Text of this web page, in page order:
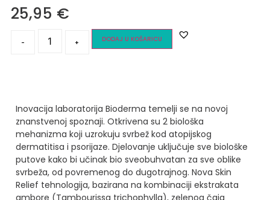
25,95 €
- + DODAJ U KOŠARICU
Inovacija laboratorija Bioderma temelji se na novoj
znanstvenoj spoznaji. Otkrivena su 2 biološka
mehanizma koji uzrokuju svrbež kod atopijskog
dermatitisa i psorijaze. Djelovanje uključuje sve biološke
putove kako bi učinak bio sveobuhvatan za sve oblike
svrbeža, od povremenog do dugotrajnog. Nova Skin
Relief tehnologija, bazirana na kombinaciji ekstrakata